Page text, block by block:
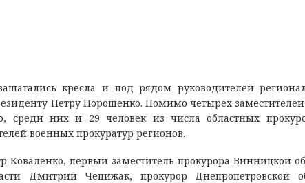
кресла и под рядом руководителей
Петру Порошенко. Помимо четырех заместителей
среди них и 29 человек из числа областных
военных прокуратур регионов.
Коваленко, первый заместитель прокурора Винницкой
Дмитрий Чепижак, прокурор Днепропетровской